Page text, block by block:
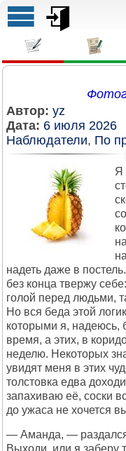
Автор: yz
Дата: 6 июля 2026
Наблюдатели, По
Я
надеть даже в
без конца твержу
голой перед людьми,
Но вся беда этой
которыми я, надеюсь,
время, а этих, в
неделю. Некоторых
увидят меня в этих
толстовка едва
запахиваю её, соски
до ужаса не хочется
— Аманда, —
Выходи, или я заберу